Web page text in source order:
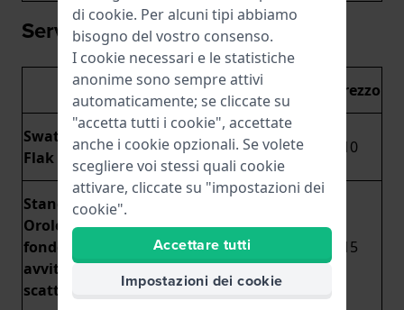
Servizio batterie
Attività
Tempo di
esecuzione
Prezzo
Swatch & Flik
Flak
Cambio batteria
senza garanzia
Pronto
mentre
aspetti
€10
Standard
Orologi con
fondello
avvitato o a
scatto
Sostituzione
con test di
all'acqua fino a
5 ATM
Pronto
aspetti
€15
di cookie. Per alcuni tipi abbiamo
bisogno del vostro consenso.
I cookie necessari e le statistiche
anonime sono sempre attivi
automaticamente; se cliccate su
"accetta tutti i cookie", accettate
anche i cookie opzionali. Se volete
scegliere voi stessi quali cookie
attivare, cliccate su "impostazioni dei
cookie".
Accettare tutti
Impostazioni dei cookie